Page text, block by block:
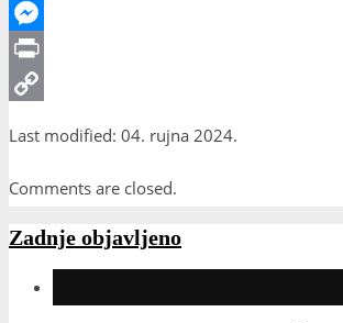
Viber
Messenger
Print
Last modified: 04. rujna 2024.
Comments are closed.
Zadnje objavljeno